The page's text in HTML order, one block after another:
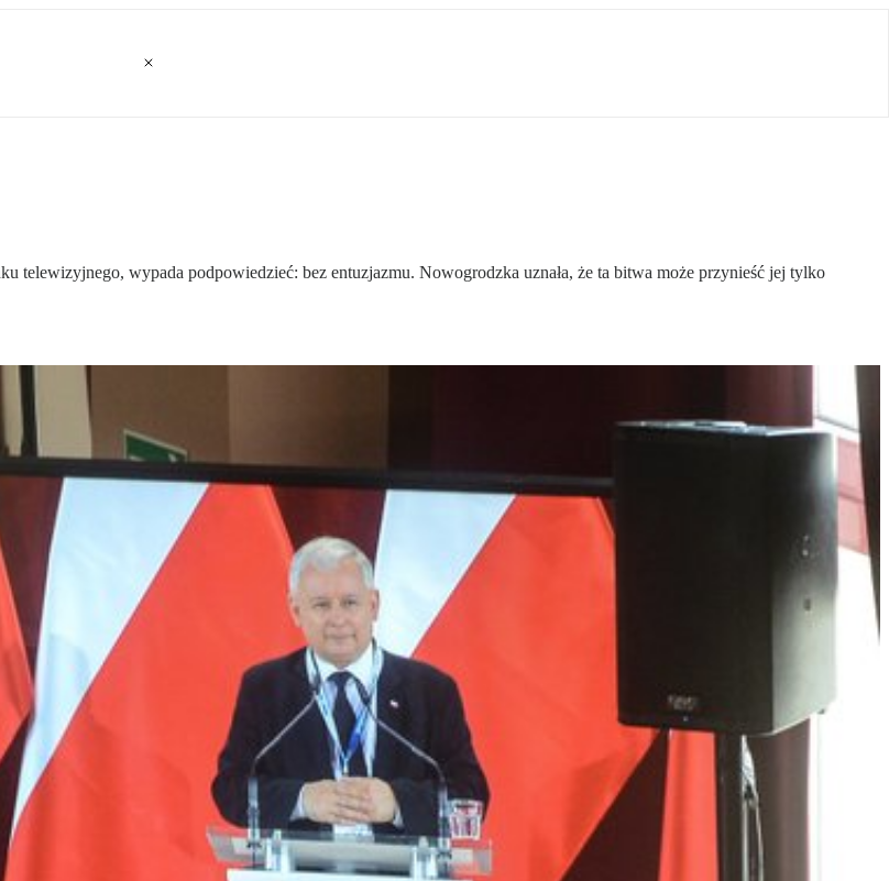
telewizyjnego, wypada podpowiedzieć: bez entuzjazmu. Nowogrodzka uznała, że ta bitwa może przynieść jej tylko